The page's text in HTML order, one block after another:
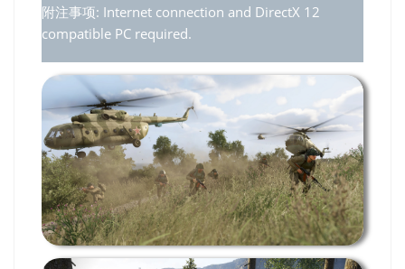
附注事项: Internet connection and DirectX 12
compatible PC required.